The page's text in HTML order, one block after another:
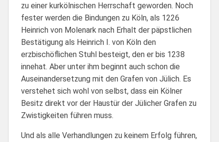
zu einer kurkölnischen Herrschaft geworden. Noch
fester werden die Bindungen zu Köln, als 1226
Heinrich von Molenark nach Erhalt der päpstlichen
Bestätigung als Heinrich I. von Köln den
erzbischöflichen Stuhl besteigt, den er bis 1238
innehat. Aber unter ihm beginnt auch schon die
Auseinandersetzung mit den Grafen von Jülich. Es
verstehet sich wohl von selbst, dass ein Kölner
Besitz direkt vor der Haustür der Jülicher Grafen zu
Zwistigkeiten führen muss.
Und als alle Verhandlungen zu keinem Erfolg führen,